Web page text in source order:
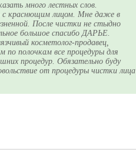
много лестных слов.
с краснющим лицом. Мне даже в
После чистки не стыдно
большое спасибо ДАРЬЕ.
косметолог-продавец,
полочкам все процедуры для
процедур. Обязательно буду
от процедуры чистки лица